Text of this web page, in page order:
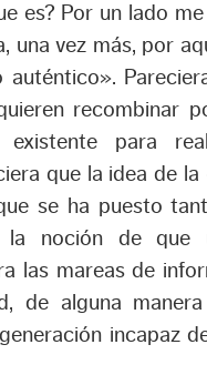
es? Por un lado
una vez más, por
auténtico».
recombinar
para
que la idea de
se ha puesto
la noción de que
las mareas de
de alguna manera
incapaz